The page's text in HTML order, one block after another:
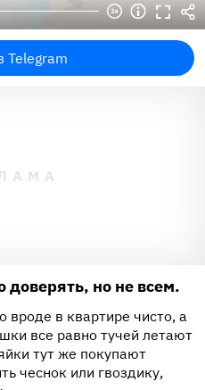
Telegram
но не всем.
вроде в квартире чисто, а
все равно тучей летают
тут же покупают
чеснок или гвоздику,